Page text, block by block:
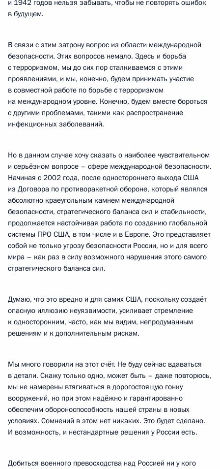
и 1942 годов нельзя забывать, чтобы не повторять ошибок
в будущем.
В связи с этим затрону вопрос из области международной
безопасности. Этих вопросов немало. Здесь и борьба
с терроризмом, мы до сих пор сталкиваемся с этими
проявлениями, и мы, конечно, будем принимать участие
в совместной работе по борьбе с терроризмом
на международном уровне. Конечно, будем вместе бороться
с другими проблемами, такими как распространение
инфекционных заболеваний.
Но в данном случае хочу сказать о наиболее чувствительном
и серьёзном вопросе – сфере международной безопасности.
Начиная с 2002 года, после одностороннего выхода США
из Договора по противоракетной обороне, который являлся
абсолютно краеугольным камнем международной
безопасности, стратегического баланса сил и стабильности,
продолжается настойчивая работа по созданию глобальной
системы ПРО США, в том числе и в Европе. Это представляет
собой не только угрозу безопасности России, но и для всего
мира – как раз в силу возможного нарушения этого самого
стратегического баланса сил.
Думаю, что это вредно и для самих США, поскольку создаёт
опасную иллюзию неуязвимости, усиливает стремление
к односторонним, часто, как мы видим, непродуманным
решениям и к дополнительным рискам.
Мы много говорили на этот счёт. Не буду сейчас вдаваться
в детали. Скажу только одно, может быть – даже повторюсь,
мы не намерены втягиваться в дорогостоящую гонку
вооружений, но при этом надёжно и гарантированно
обеспечим обороноспособность нашей страны в новых
условиях. Сомнений в этом нет никаких. Это будет сделано.
И возможность, и нестандартные решения у России есть.
Добиться военного превосходства над Россией ни у кого